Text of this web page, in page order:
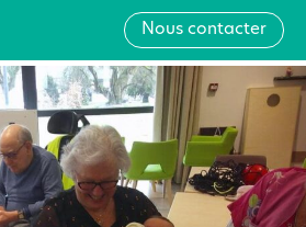
Nous contacter